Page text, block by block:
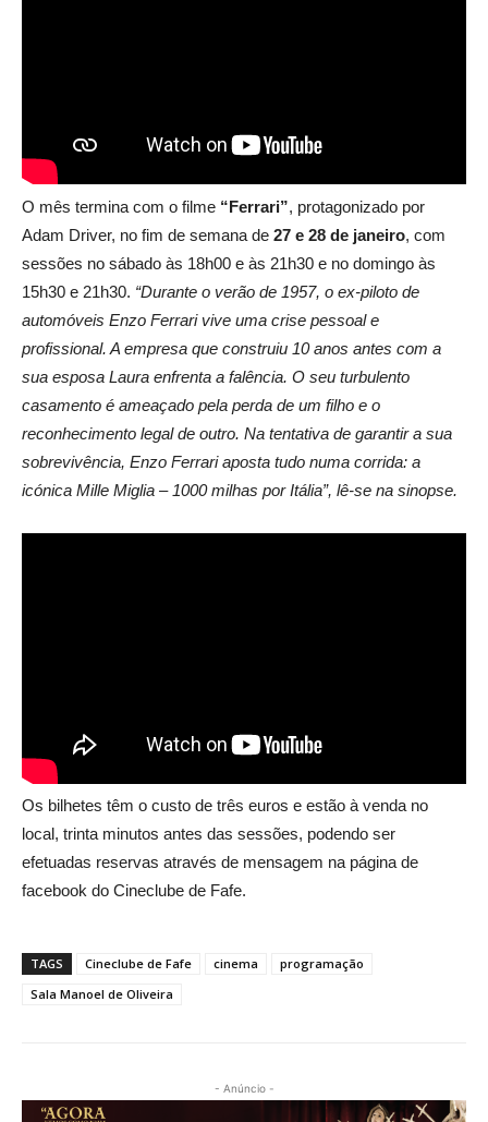
O mês termina com o filme “Ferrari”, protagonizado por
Adam Driver, no fim de semana de 27 e 28 de janeiro, com
sessões no sábado às 18h00 e às 21h30 e no domingo às
15h30 e 21h30. “Durante o verão de 1957, o ex-piloto de
automóveis Enzo Ferrari vive uma crise pessoal e
profissional. A empresa que construiu 10 anos antes com a
sua esposa Laura enfrenta a falência. O seu turbulento
casamento é ameaçado pela perda de um filho e o
reconhecimento legal de outro. Na tentativa de garantir a sua
sobrevivência, Enzo Ferrari aposta tudo numa corrida: a
icónica Mille Miglia – 1000 milhas por Itália”, lê-se na sinopse.
Os bilhetes têm o custo de três euros e estão à venda no
local, trinta minutos antes das sessões, podendo ser
efetuadas reservas através de mensagem na página de
facebook do Cineclube de Fafe.
TAGS Cineclube de Fafe cinema
programação
Sala Manoel de Oliveira
- Anúncio -